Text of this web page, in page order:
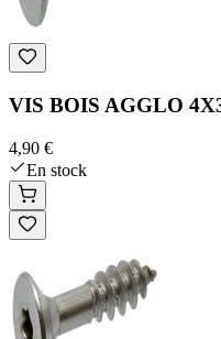
VIS BOIS AGGLO
4,90 €
En stock